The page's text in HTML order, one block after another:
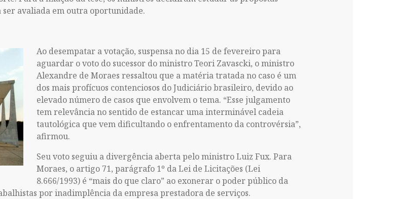
ser avaliada em outra oportunidade.
Ao desempatar a votação, suspensa no dia 15 de fevereiro para
aguardar o voto do sucessor do ministro Teori Zavascki, o ministro
Alexandre de Moraes ressaltou que a matéria tratada no caso é um
dos mais profícuos contenciosos do Judiciário brasileiro, devido ao
elevado número de casos que envolvem o tema. “Esse julgamento
tem relevância no sentido de estancar uma interminável cadeia
tautológica que vem dificultando o enfrentamento da controvérsia”,
afirmou.
Seu voto seguiu a divergência aberta pelo ministro Luiz Fux. Para
Moraes, o artigo 71, parágrafo 1º da Lei de Licitações (Lei
8.666/1993) é “mais do que claro” ao exonerar o poder público da
por inadimplência da empresa prestadora de serviços.